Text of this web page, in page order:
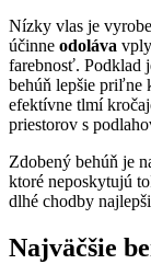
Nízky vlas je
účinne odoláva
farebnosť. Podklad
behúň lepšie priľne
efektívne tlmí
priestorov s
Zdobený behúň je
ktoré neposkytujú
dlhé chodby
Najväčšie